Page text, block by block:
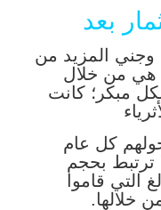
وجني المزيد من
هي من خلال
مبكر؛ كانت
من مدخولهم كل عام
ترتبط بحجم
التي قاموا
خلالها.